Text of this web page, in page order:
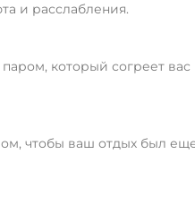
и расслабления.
который согреет
чтобы ваш отдых был